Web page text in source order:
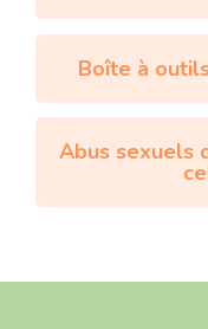
Boîte à
Abus sexuels